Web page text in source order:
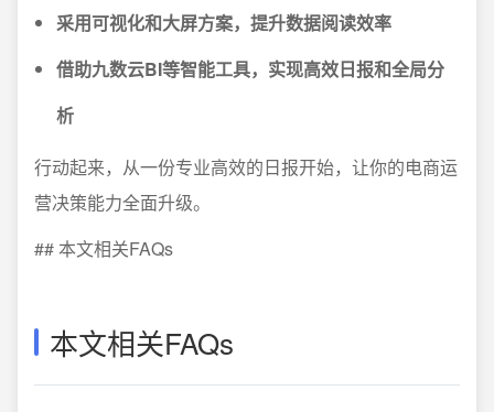
采用可视化和大屏方案，提升数据阅读效率
借助九数云BI等智能工具，实现高效日报和全局分
析
行动起来，从一份专业高效的日报开始，让你的电商运
营决策能力全面升级。
## 本文相关FAQs
本文相关FAQs